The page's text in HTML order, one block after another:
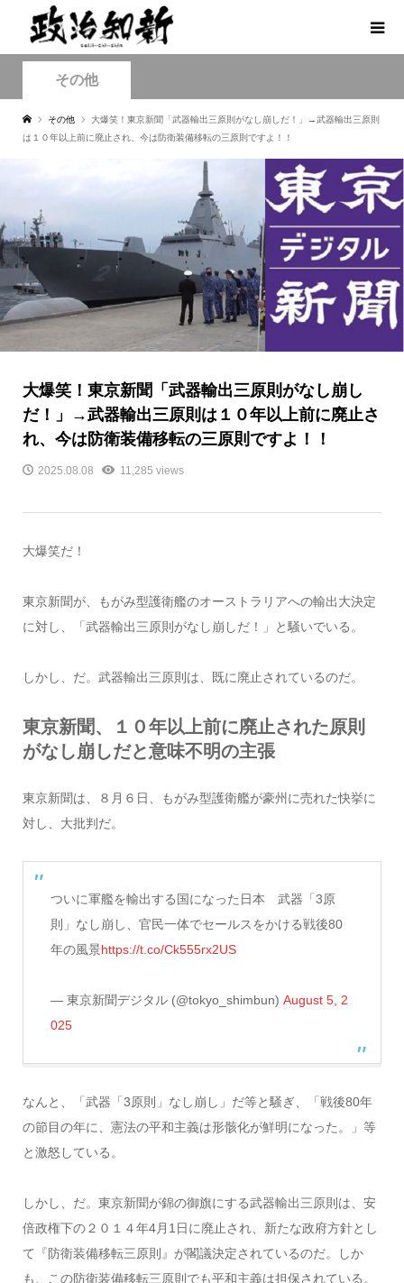
その他
その他
大爆笑！東京新聞「武器輸出三原則がなし崩しだ！」→武器輸出三原則
は１０年以上前に廃止され、今は防衛装備移転の三原則ですよ！！
大爆笑！東京新聞「武器輸出三原則がなし崩し
だ！」→武器輸出三原則は１０年以上前に廃止さ
れ、今は防衛装備移転の三原則ですよ！！
2025.08.08 11,285 views
大爆笑だ！
東京新聞が、もがみ型護衛艦のオーストラリアへの輸出大決定
に対し、「武器輸出三原則がなし崩しだ！」と騒いでいる。
しかし、だ。武器輸出三原則は、既に廃止されているのだ。
東京新聞、１０年以上前に廃止された原則
がなし崩しだと意味不明の主張
東京新聞は、８月６日、もがみ型護衛艦が豪州に売れた快挙に
対し、大批判だ。
ついに軍艦を輸出する国になった日本 武器「3原
則」なし崩し、官民一体でセールスをかける戦後80
年の風景https://t.co/Ck555rx2US
— 東京新聞デジタル (@tokyo_shimbun) August 5, 2
025
なんと、「武器「3原則」なし崩し」だ等と騒ぎ、「戦後80年
の節目の年に、憲法の平和主義は形骸化が鮮明になった。」等
と激怒している。
しかし、だ。東京新聞が錦の御旗にする武器輸出三原則は、安
倍政権下の２０１４年4月1日に廃止され、新たな政府方針とし
て『防衛装備移転三原則』が閣議決定されているのだ。しか
も、この防衛装備移転三原則でも平和主義は担保されている。